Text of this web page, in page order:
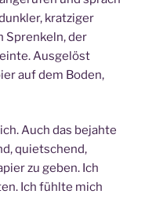
kratziger
Sprenkeln, der
Ausgelöst
auf dem Boden,
Auch das bejahte
quietschend,
zu geben. Ich
Ich fühlte mich